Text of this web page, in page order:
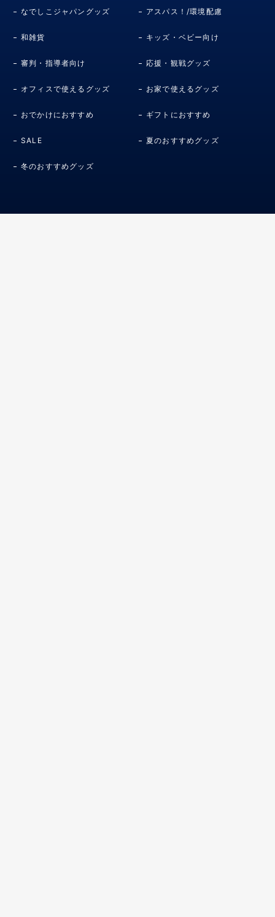
なでしこジャパングッズ アスパス！/環境配慮
和雑貨 キッズ・ベビー向け
審判・指導者向け 応援・観戦グッズ
オフィスで使えるグッズ お家で使えるグッズ
おでかけにおすすめ ギフトにおすすめ
SALE 夏のおすすめグッズ
冬のおすすめグッズ